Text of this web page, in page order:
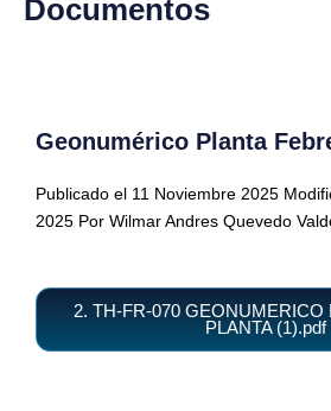
Documentos
Geonumérico Planta
Publicado el 11 Noviembre 2025
2025 Por Wilmar Andres Quevedo
2. TH-FR-070 GEONUMERICO
PLANTA (1).pdf